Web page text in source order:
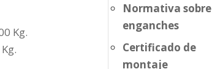
Kg.
Normativa sobre
enganches
Certificado de
montaje